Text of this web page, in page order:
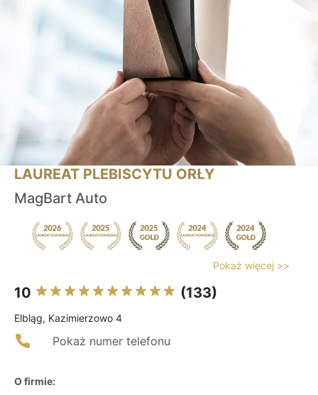
LAUREAT PLEBISCYTU ORŁY
MagBart Auto
Pokaż więcej >>
10 (133)
Elbląg, Kazimierzowo 4
Pokaż numer telefonu
O firmie: